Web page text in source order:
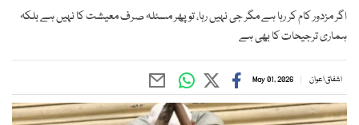
اگر مزدور کام کر رہا ہے مگر جی نہیں رہا، تو پھر مسئلہ صرف معیشت کا نہیں ہے بلکہ
ہماری ترجیحات کا بھی ہے
اشفاق اعوان May 01, 2026